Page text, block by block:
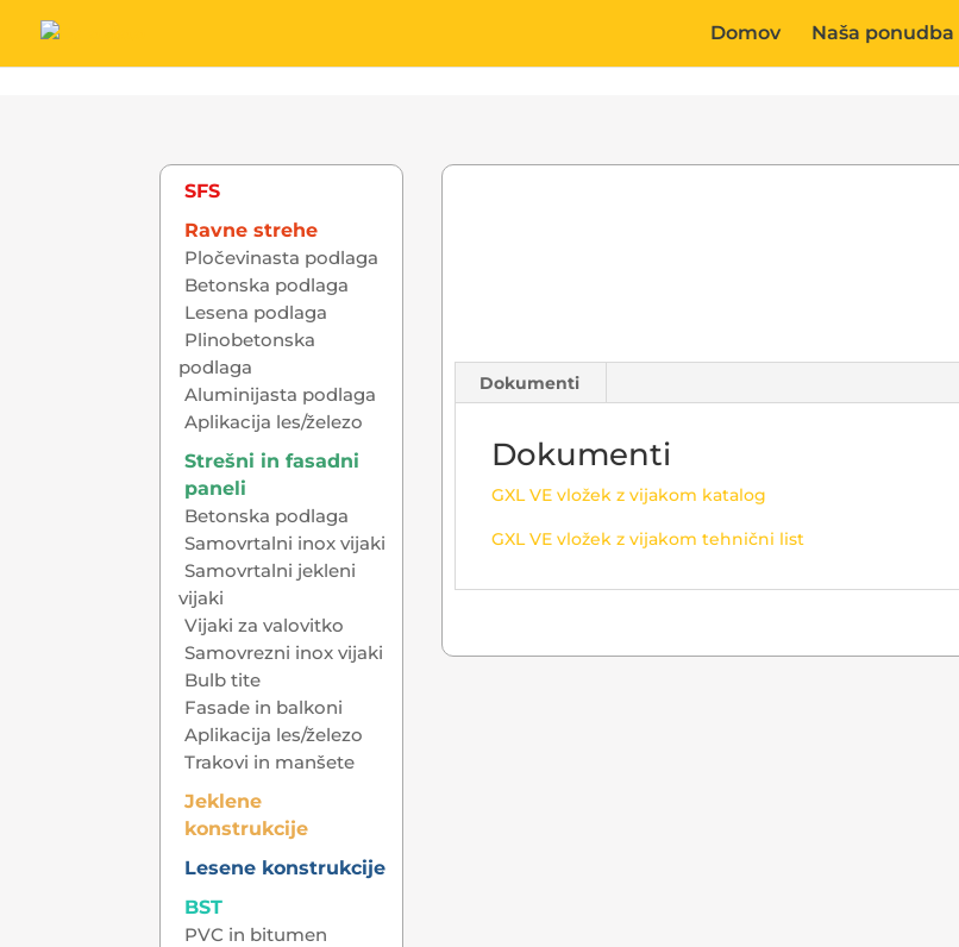
Domov Naša ponudba
Dokumenti
Dokumenti
GXL VE vložek z vijakom katalog
GXL VE vložek z vijakom tehnični list
SFS
Ravne strehe
Pločevinasta podlaga
Betonska podlaga
Lesena podlaga
Plinobetonska
podlaga
Aluminijasta podlaga
Aplikacija les/železo
Strešni in fasadni
paneli
Betonska podlaga
Samovrtalni inox vijaki
Samovrtalni jekleni
vijaki
Vijaki za valovitko
Samovrezni inox vijaki
Bulb tite
Fasade in balkoni
Aplikacija les/železo
Trakovi in manšete
Jeklene
konstrukcije
Lesene konstrukcije
BST
PVC in bitumen